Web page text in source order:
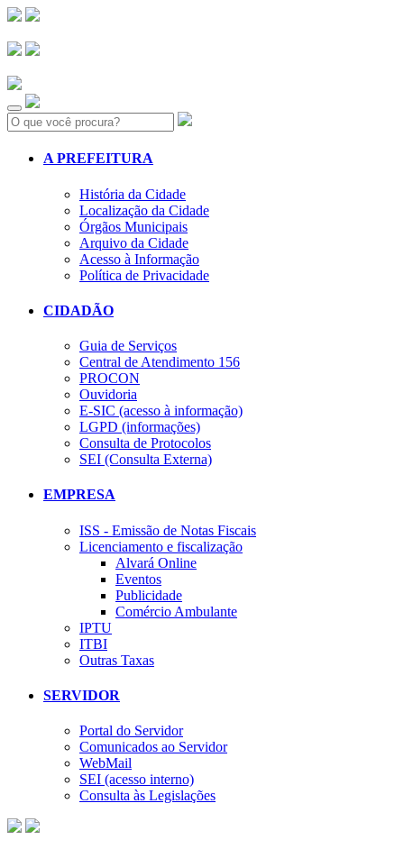
Search:
A PREFEITURA
História da Cidade
Localização da Cidade
Órgãos Municipais
Arquivo da Cidade
Acesso à Informação
Política de Privacidade
CIDADÃO
Guia de Serviços
Central de Atendimento 156
PROCON
Ouvidoria
E-SIC (acesso à informação)
LGPD (informações)
Consulta de Protocolos
SEI (Consulta Externa)
EMPRESA
ISS - Emissão de Notas Fiscais
Licenciamento e fiscalização
Alvará Online
Eventos
Publicidade
Comércio Ambulante
IPTU
ITBI
Outras Taxas
SERVIDOR
Portal do Servidor
Comunicados ao Servidor
WebMail
SEI (acesso interno)
Consulta às Legislações